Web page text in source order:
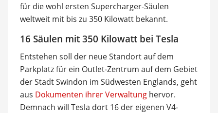
für die wohl ersten Supercharger-Säulen
weltweit mit bis zu 350 Kilowatt bekannt.
16 Säulen mit 350 Kilowatt bei Tesla
Entstehen soll der neue Standort auf dem
Parkplatz für ein Outlet-Zentrum auf dem Gebiet
der Stadt Swindon im Südwesten Englands, geht
aus Dokumenten ihrer Verwaltunghervor.
Demnach will Tesla dort 16 der eigenen V4-